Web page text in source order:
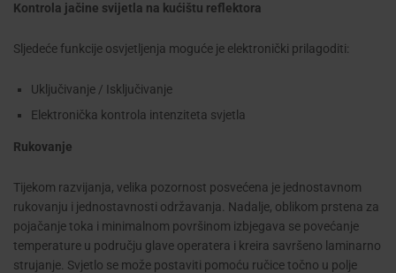
Kontrola jačine svijetla na kućištu reflektora
Sljedeće funkcije osvjetljenja moguće je elektronički prilagoditi:
Uključivanje / Isključivanje
Elektronička kontrola intenziteta svjetla
Rukovanje
Tijekom razvijanja, velika pozornost posvećena je jednostavnom
rukovanju i jednostavnosti održavanja. Nadalje, oblikom prstena za
pojačanje toka i minimalnom površinom izbjegava se povećanje
temperature u području glave operatera i kreira savršeno laminarno
strujanje. Svjetlo se može postaviti pomoću ručice točno u polje